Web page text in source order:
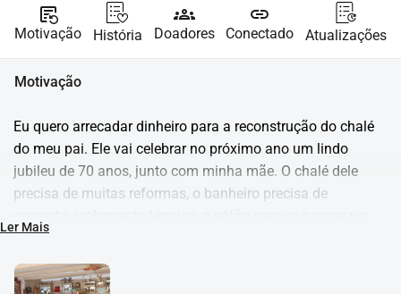
source_notes
Motivação História
groups
Doadores
link
Conectado Atualizações
Motivação
Eu quero arrecadar dinheiro para a reconstrução do chalé
do meu pai. Ele vai celebrar no próximo ano um lindo
jubileu de 70 anos, junto com minha mãe. O chalé dele
precisa de muitas reformas, o banheiro precisa de
reforma e assim por diante. A aposentadoria dele é bem
baixa, então a reconstrução tem avançado bem devagar.
Meu pai é um cantor apaixonado, toca violão. Ele recebe
Ler Mais